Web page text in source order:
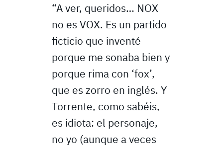
“A ver, queridos… NOX
no es VOX. Es un partido
ficticio que inventé
porque me sonaba bien y
porque rima con ‘fox’,
que es zorro en inglés. Y
Torrente, como sabéis,
es idiota: el personaje,
no yo (aunque a veces